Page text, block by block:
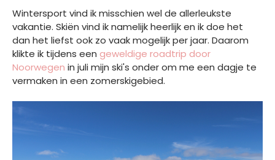
Wintersport vind ik misschien wel de allerleukste
vakantie. Skiën vind ik namelijk heerlijk en ik doe het
dan het liefst ook zo vaak mogelijk per jaar. Daarom
klikte ik tijdens een geweldige roadtrip door
Noorwegen in juli mijn ski's onder om me een dagje te
vermaken in een zomerskigebied.